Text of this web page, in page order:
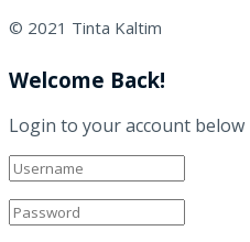
© 2021 Tinta Kaltim
Welcome Back!
Login to your account below